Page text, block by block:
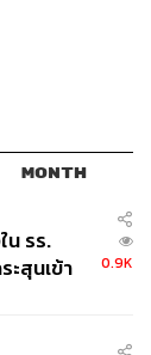
MONTH
รร.
สุนเข้า
0.9K